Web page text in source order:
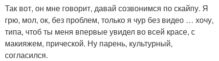
Так вот, он мне говорит, давай созвонимся по скайпу. Я
грю, мол, ок, без проблем, только я чур без видео … хочу,
типа, чтоб ты меня впервые увидел во всей красе, с
макияжем, прической. Ну парень, культурный,
согласился.